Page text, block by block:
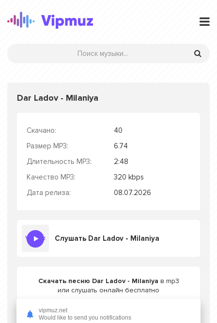
Dar Ladov - Milaniya
Скачано:
40
Размер MP3:
6.74
Длительность MP3:
2:48
Качество MP3:
320 kbps
Дата релиза:
08.07.2026
Слушать Dar Ladov - Milaniya
Скачать песню Dar Ladov - Milaniya в mp3
или слушать онлайн бесплатно
vipmuz.net
Would like to send you notifications